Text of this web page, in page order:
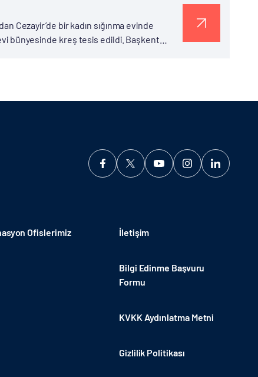
Cezayir’de bir kadın sığınma evinde
bünyesinde kreş tesis edildi. Başkent
Ofislerimiz İletişim
Bilgi Edinme Başvuru
Formu
KVKK Aydınlatma Metni
Gizlilik Politikası